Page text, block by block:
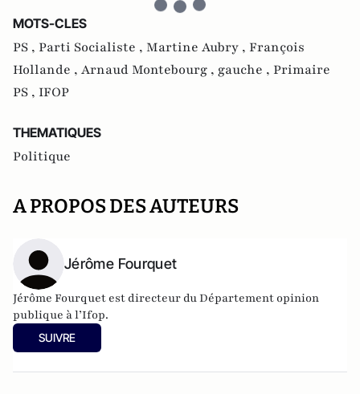
MOTS-CLES
PS , Parti Socialiste , Martine Aubry , François
Hollande , Arnaud Montebourg , gauche , Primaire
PS , IFOP
THEMATIQUES
Politique
A PROPOS DES AUTEURS
Jérôme Fourquet
Jérôme Fourquet est directeur du Département opinion
publique à l’Ifop.
SUIVRE